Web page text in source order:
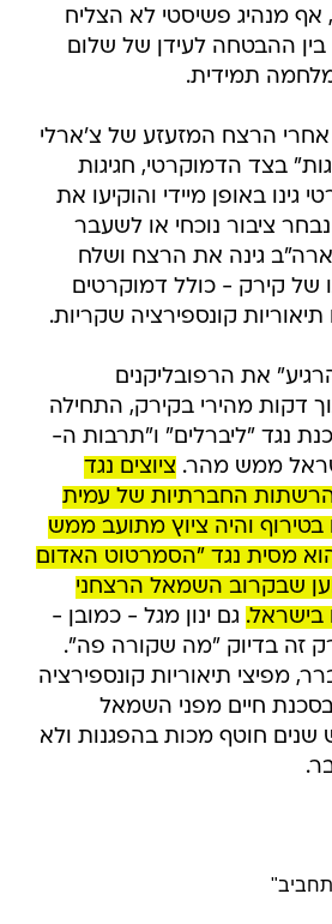
אף מנהיג פשיסטי לא הצליח
ההבטחה לעידן של שלום
תמידית.
הרצח המזעזע של צ'ארלי
בצד הדמוקרטי, חגיגות
גינו באופן מיידי והוקיעו את
ציבור נוכחי או לשעבר
גינה את הרצח ושלח
של קירק - כולל דמוקרטים
קונספירציה שקריות.
את הרפובליקנים
דקות מהירי בקירק, התחילה
נגד "ליברלים" ו"תרבות ה-
ציוצים נגד
החברתיות של עמית
בטירוף והיה ציוץ מתועב ממש
מסית נגד "הסמרטוט האדום
שבקרוב השמאל הרצחני
בישראל. גם ינון מגל - כמובן -
זה בדיוק "מה שקורה פה".
מפיצי תיאוריות קונספירציה
חיים מפני השמאל
חוטף מכות בהפגנות ולא